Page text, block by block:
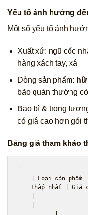
Yếu tố ảnh hưởng
Một số yếu tố ảnh
Xuất xứ: ngũ cốc
hàng xách tay, xá
Dòng sản phẩm:
bảo quản thường
Bao bì & trọng
có giá cao hơn gói
Bảng giá tham khảo
| Loại sản
thấp nhất | Giá